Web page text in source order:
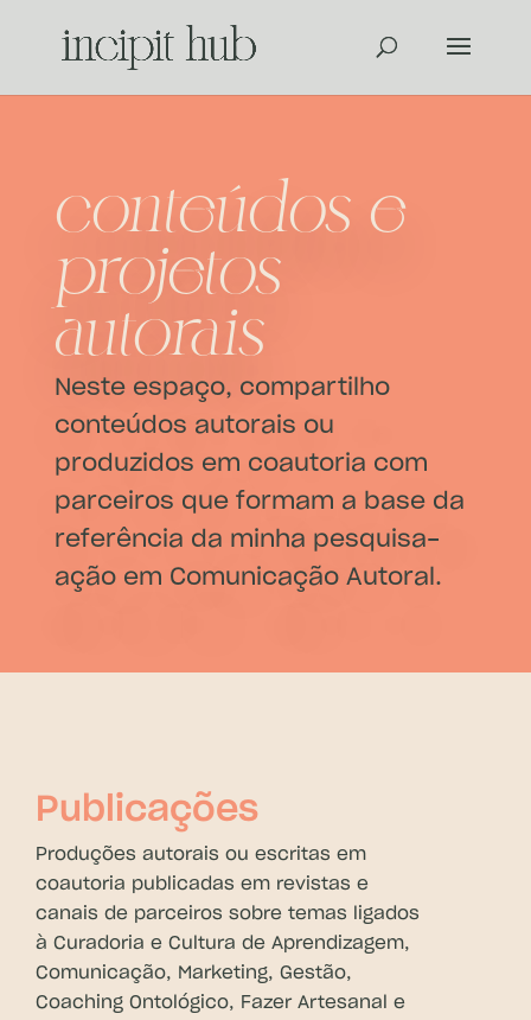
conteúdos e
projetos
autorais
Neste espaço, compartilho
conteúdos autorais ou
produzidos em coautoria com
parceiros que formam a base da
referência da minha pesquisa-
ação em Comunicação Autoral.
Publicações
Produções autorais ou escritas em
coautoria publicadas em revistas e
canais de parceiros sobre temas ligados
à Curadoria e Cultura de Aprendizagem,
Comunicação, Marketing, Gestão,
Coaching Ontológico, Fazer Artesanal e